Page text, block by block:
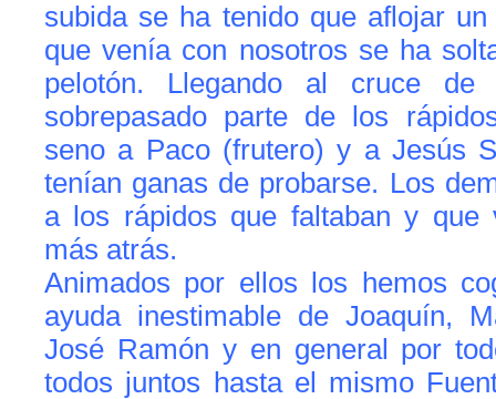
subida se ha tenido que aflojar
que venía con nosotros se ha
pelotón. Llegando al cruce de
sobrepasado parte de los
seno a Paco (frutero) y a Jesús
tenían ganas de probarse. Los
a los rápidos que faltaban y que
más atrás.
Animados por ellos los hemos
ayuda inestimable de Joaquín,
José Ramón y en general por
todos juntos hasta el mismo